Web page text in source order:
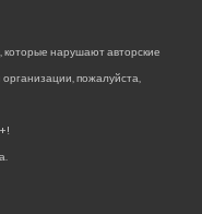
нарушают авторские
пожалуйста,